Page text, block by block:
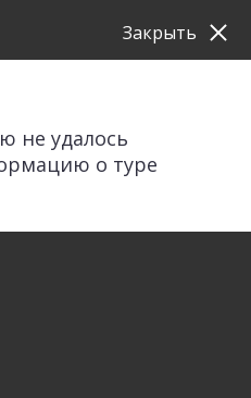
не удалось
о туре
Закрыть